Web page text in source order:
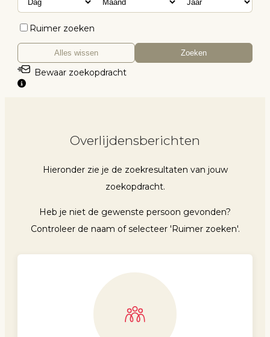
Ruimer zoeken
Alles wissen Zoeken
Bewaar zoekopdracht
Overlijdensberichten
Hieronder zie je de zoekresultaten van jouw
zoekopdracht.
Heb je niet de gewenste persoon gevonden?
Controleer de naam of selecteer 'Ruimer zoeken'.